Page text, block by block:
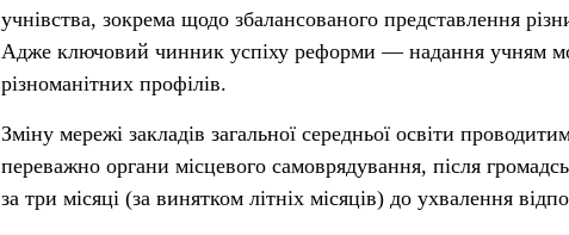
учнівства, зокрема щодо збалансованого представлення
Адже ключовий чинник успіху реформи — надання учням
різноманітних профілів.
Зміну мережі закладів загальної середньої освіти
переважно органи місцевого самоврядування, після
за три місяці (за винятком літніх місяців) до ухвалення